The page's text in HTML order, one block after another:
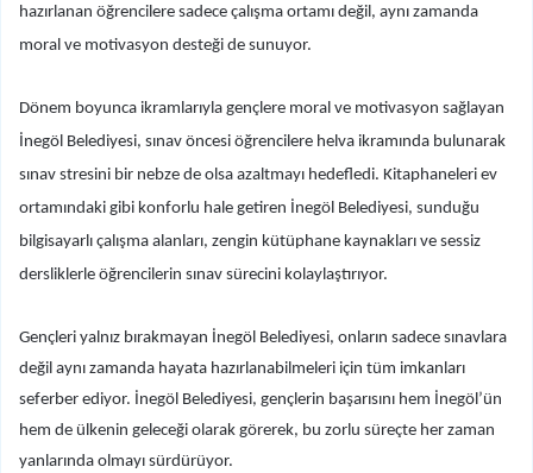
hazırlanan öğrencilere sadece çalışma ortamı değil, aynı zamanda
moral ve motivasyon desteği de sunuyor.
Dönem boyunca ikramlarıyla gençlere moral ve motivasyon sağlayan
İnegöl Belediyesi, sınav öncesi öğrencilere helva ikramında bulunarak
sınav stresini bir nebze de olsa azaltmayı hedefledi. Kitaphaneleri ev
ortamındaki gibi konforlu hale getiren İnegöl Belediyesi, sunduğu
bilgisayarlı çalışma alanları, zengin kütüphane kaynakları ve sessiz
dersliklerle öğrencilerin sınav sürecini kolaylaştırıyor.
Gençleri yalnız bırakmayan İnegöl Belediyesi, onların sadece sınavlara
değil aynı zamanda hayata hazırlanabilmeleri için tüm imkanları
seferber ediyor. İnegöl Belediyesi, gençlerin başarısını hem İnegöl’ün
hem de ülkenin geleceği olarak görerek, bu zorlu süreçte her zaman
yanlarında olmayı sürdürüyor.